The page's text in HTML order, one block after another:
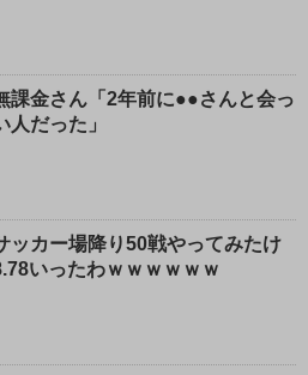
課金さん「2年前に●●さんと会っ
人だった」
ッカー場降り50戦やってみたけ
いったわｗｗｗｗｗｗ